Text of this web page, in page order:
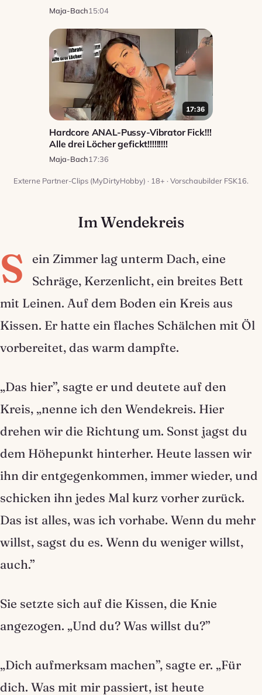
Maja-Bach15:04
17:36
Hardcore ANAL-Pussy-Vibrator Fick!!!
Alle drei Löcher gefickt!!!!!!!!!
Maja-Bach17:36
Externe Partner-Clips (MyDirtyHobby) · 18+ · Vorschaubilder FSK16.
Im Wendekreis
S
ein Zimmer lag unterm Dach, eine
Schräge, Kerzenlicht, ein breites Bett
mit Leinen. Auf dem Boden ein Kreis aus
Kissen. Er hatte ein flaches Schälchen mit Öl
vorbereitet, das warm dampfte.
„Das hier”, sagte er und deutete auf den
Kreis, „nenne ich den Wendekreis. Hier
drehen wir die Richtung um. Sonst jagst du
dem Höhepunkt hinterher. Heute lassen wir
ihn dir entgegenkommen, immer wieder, und
schicken ihn jedes Mal kurz vorher zurück.
Das ist alles, was ich vorhabe. Wenn du mehr
willst, sagst du es. Wenn du weniger willst,
auch.”
Sie setzte sich auf die Kissen, die Knie
angezogen. „Und du? Was willst du?”
„Dich aufmerksam machen”, sagte er. „Für
dich. Was mit mir passiert, ist heute